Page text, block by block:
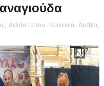
Δελτία τύπου Κοινωνία, Λεσβος